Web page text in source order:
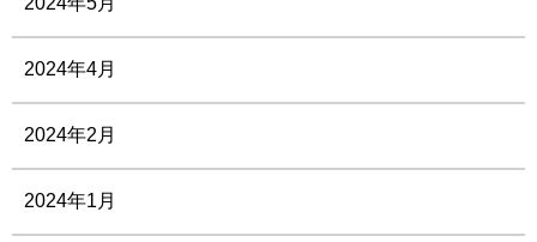
2024年4月
2024年2月
2024年1月